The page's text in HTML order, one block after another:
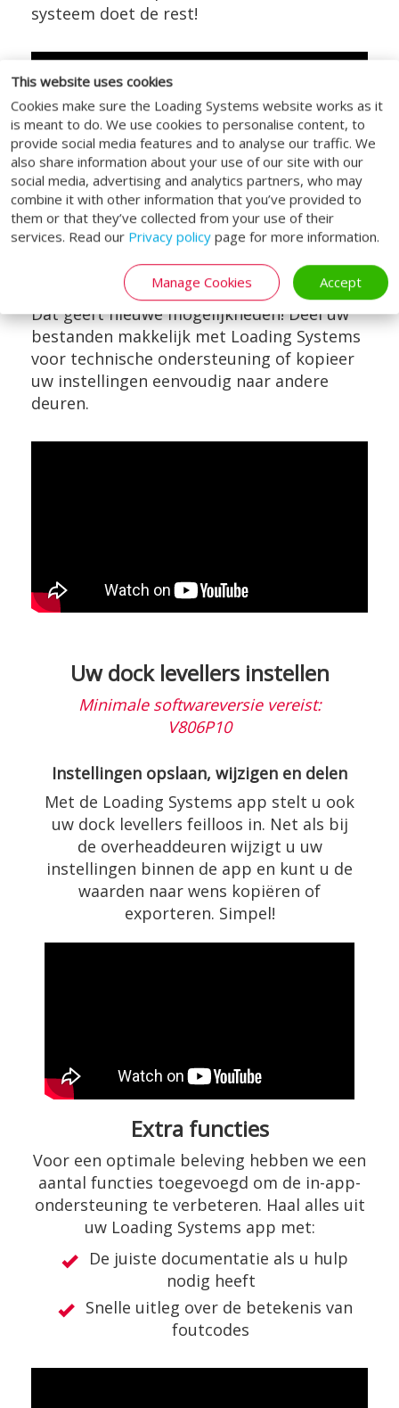
This website uses cookies
Cookies make sure the Loading Systems website works as it
is meant to do. We use cookies to personalise content, to
provide social media features and to analyse our traffic. We
also share information about your use of our site with our
social media, advertising and analytics partners, who may
combine it with other information that you’ve provided to
them or that they’ve collected from your use of their
services. Read our Privacy policy page for more information.
Manage Cookies Accept
systeem doet de rest!
Instellingen opslaan, wijzigen en delen
U kunt de instellingen voor uw deuren op
ieder moment opslaan, wijzigen en delen.
Dat geeft nieuwe mogelijkheden! Deel uw
bestanden makkelijk met Loading Systems
voor technische ondersteuning of kopieer
uw instellingen eenvoudig naar andere
deuren.
Uw dock levellers instellen
Minimale softwareversie vereist:
V806P10
Instellingen opslaan, wijzigen en delen
Met de Loading Systems app stelt u ook
uw dock levellers feilloos in. Net als bij
de overheaddeuren wijzigt u uw
instellingen binnen de app en kunt u de
waarden naar wens kopiëren of
exporteren. Simpel!
Extra functies
Voor een optimale beleving hebben we een
aantal functies toegevoegd om de in-app-
ondersteuning te verbeteren. Haal alles uit
uw Loading Systems app met:
De juiste documentatie als u hulp
nodig heeft
Snelle uitleg over de betekenis van
foutcodes